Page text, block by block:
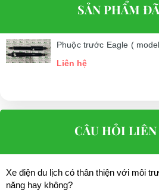
SẢN PHẨM
Phuộc trước Eagle (
Liên hệ
CÂU HỎI LIÊN
Xe điện du lịch có thân thiện với môi
năng hay không?